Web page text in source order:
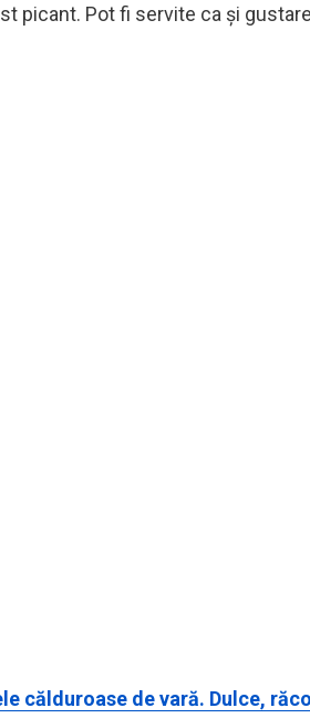
picant. Pot fi servite ca și
călduroase de vară. Dulce,